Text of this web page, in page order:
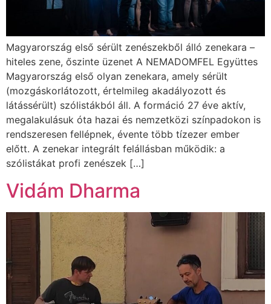
Magyarország első sérült zenészekből álló zenekara –
hiteles zene, őszinte üzenet A NEMADOMFEL Együttes
Magyarország első olyan zenekara, amely sérült
(mozgáskorlátozott, értelmileg akadályozott és
látássérült) szólistákból áll. A formáció 27 éve aktív,
megalakulásuk óta hazai és nemzetközi színpadokon is
rendszeresen fellépnek, évente több tízezer ember
előtt. A zenekar integrált felállásban működik: a
szólistákat profi zenészek […]
Vidám Dharma